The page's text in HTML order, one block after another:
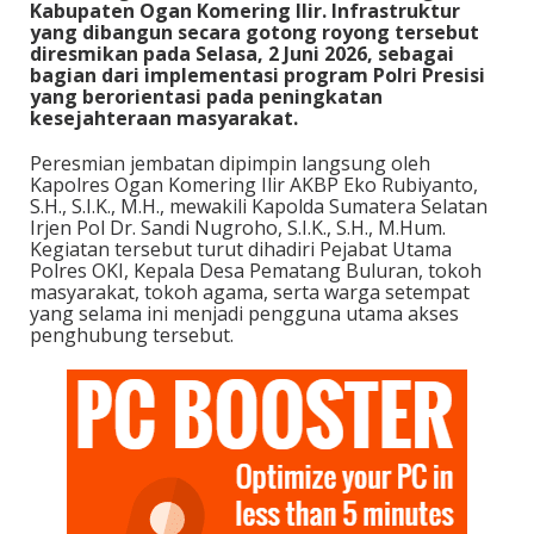
Kabupaten Ogan Komering Ilir. Infrastruktur
yang dibangun secara gotong royong tersebut
diresmikan pada Selasa, 2 Juni 2026, sebagai
bagian dari implementasi program Polri Presisi
yang berorientasi pada peningkatan
kesejahteraan masyarakat.
Peresmian jembatan dipimpin langsung oleh
Kapolres Ogan Komering Ilir AKBP Eko Rubiyanto,
S.H., S.I.K., M.H., mewakili Kapolda Sumatera Selatan
Irjen Pol Dr. Sandi Nugroho, S.I.K., S.H., M.Hum.
Kegiatan tersebut turut dihadiri Pejabat Utama
Polres OKI, Kepala Desa Pematang Buluran, tokoh
masyarakat, tokoh agama, serta warga setempat
yang selama ini menjadi pengguna utama akses
penghubung tersebut.